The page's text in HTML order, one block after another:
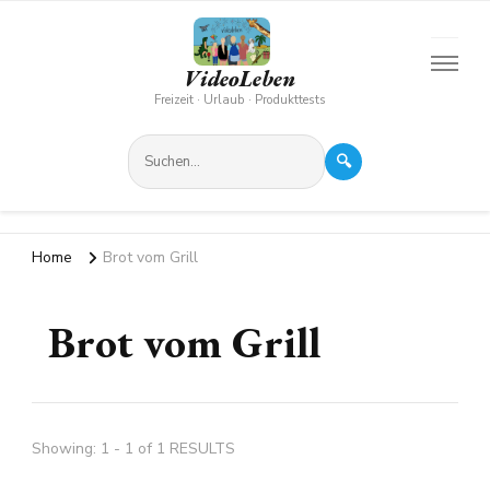
VideoLeben
Freizeit · Urlaub · Produkttests
🔍
Home Brot vom Grill
Brot vom Grill
Showing: 1 - 1 of 1 RESULTS